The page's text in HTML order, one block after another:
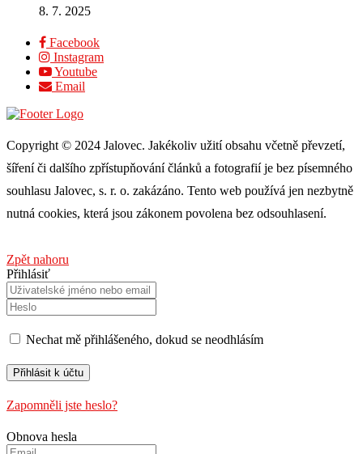
8. 7. 2025
Facebook
Instagram
Youtube
Email
Copyright © 2024 Jalovec. Jakékoliv užití obsahu včetně převzetí,
šíření či dalšího zpřístupňování článků a fotografií je bez písemného
souhlasu Jalovec, s. r. o. zakázáno. Tento web používá jen nezbytně
nutná cookies, která jsou zákonem povolena bez odsouhlasení.
Zpět nahoru
Přihlásiť
Nechat mě přihlášeného, ​​dokud se neodhlásím
Zapomněli jste heslo?
Obnova hesla